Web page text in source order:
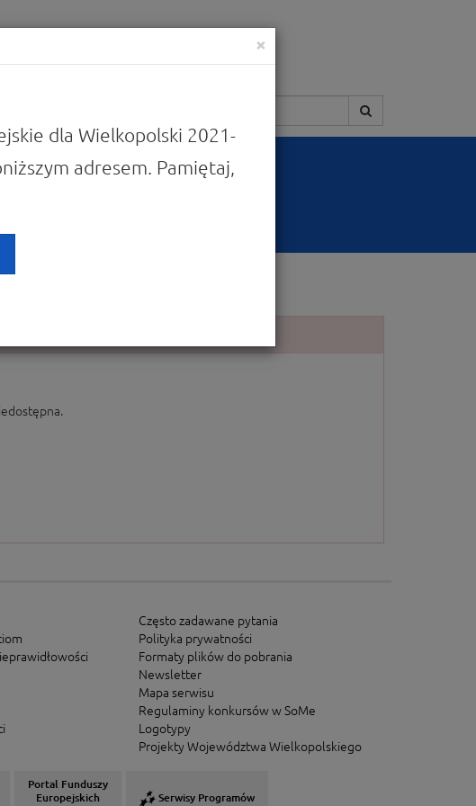
Często zadawane pytania
Polityka prywatności
Formaty plików do pobrania
Newsletter
Mapa serwisu
Regulaminy konkursów w SoMe
Logotypy
Projekty Województwa Wielkopolskiego
Portal Funduszy
Europejskich
Serwisy Programów
×
dla Wielkopolski 2021-
adresem. Pamiętaj,